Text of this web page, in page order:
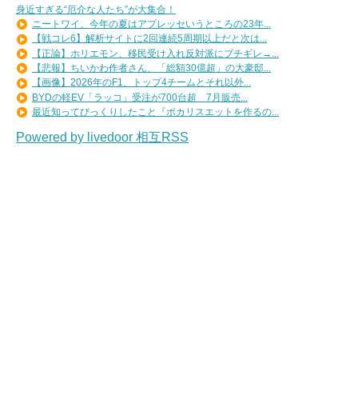
身近すぎる“厄介な人たち”が大集合！
ニートワイ、今年の夏はアプレッセいうところの23年...
【戦コレ6】解析サイトに2回連続5周期以上だと次は...
【正論】ホリエモン、移民受け入れ反対派にブチギレ→...
【悲報】ちいかわ作者さん、「総額30億超」の大豪邸...
【画像】2026年のF1、トップ4チームとそれ以外...
BYDの軽EV「ラッコ」受注が700台超 7月販売...
最近知ってびっくりしたこと『ポカリスエットを作るの...
Powered by livedoor 相互RSS